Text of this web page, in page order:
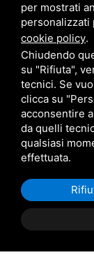
per mostrati
personalizzati
cookie policy.
Chiudendo
su "Rifiuta",
tecnici. Se
clicca su
acconsentire
da quelli
qualsiasi
effettuata.